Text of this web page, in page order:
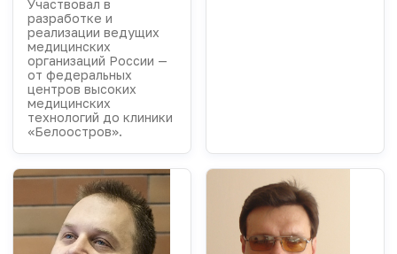
Участвовал в
разработке и
реализации ведущих
медицинских
организаций России —
от федеральных
центров высоких
медицинских
технологий до клиники
«Белоостров».